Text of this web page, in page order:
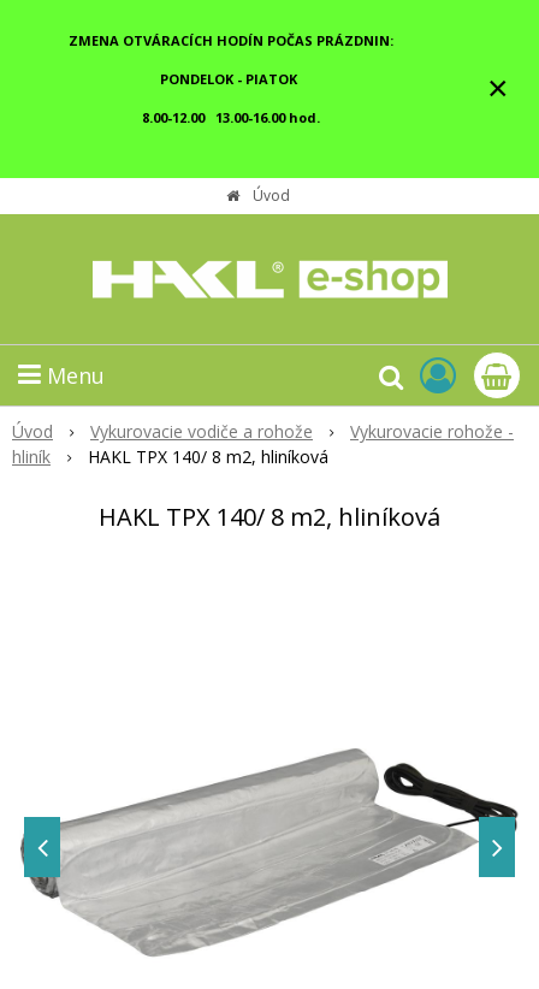
ZMENA OTVÁRACÍCH HODÍN POČAS PRÁZDNIN:
PONDELOK - PIATOK
8.00-12.00 13.00-16.00 hod.
×
Úvod
Menu
Úvod Vykurovacie vodiče a rohože
Vykurovacie rohože -
hliník
HAKL TPX 140/ 8 m2, hliníková
HAKL TPX 140/ 8 m2, hliníková